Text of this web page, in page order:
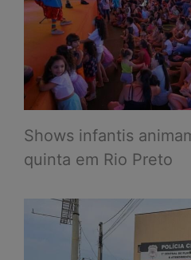
Shows infantis
quinta em Rio Preto